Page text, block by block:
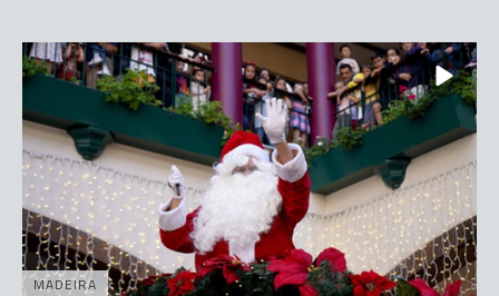
MADEIRA